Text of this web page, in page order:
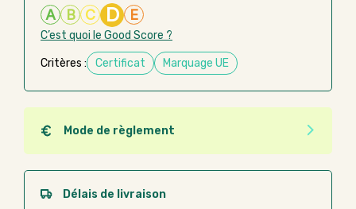
A B C D E
C’est quoi le Good Score ?
Critères : Certificat Marquage UE
Mode de règlement
Quel que soit le mode de règlement, vous pouvez
passer commande en ligne sur Good Act.
Paiement CB :paiement sécurisé par carte
Délais de livraison